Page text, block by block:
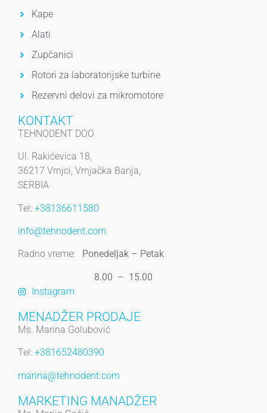
Kape
Alati
Zupčanici
Rotori za laboratorijske turbine
Rezervni delovi za mikromotore
KONTAKT
TEHNODENT DOO
Ul. Rakićevica 18,
36217 Vrnjci, Vrnjačka Banja,
SERBIA
Tel: +38136611580
info@tehnodent.com
Radno vreme: Ponedeljak – Petak
8.00 – 15.00
Instagram
MENADŽER PRODAJE
Ms. Marina Golubović
Tel: +381652480390
marina@tehnodent.com
MARKETING MANADŽER